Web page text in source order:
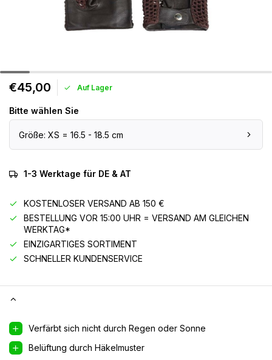
€45,00 Auf Lager
Bitte wählen Sie
Größe: XS = 16.5 - 18.5 cm
1-3 Werktage für DE & AT
KOSTENLOSER VERSAND AB 150 €
BESTELLUNG VOR 15:00 UHR = VERSAND AM GLEICHEN
WERKTAG*
EINZIGARTIGES SORTIMENT
SCHNELLER KUNDENSERVICE
Verfärbt sich nicht durch Regen oder Sonne
Belüftung durch Häkelmuster